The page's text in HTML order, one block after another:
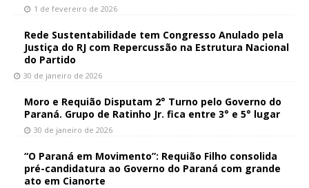
1 de fevereiro de 2026
Rede Sustentabilidade tem Congresso Anulado pela
Justiça do RJ com Repercussão na Estrutura Nacional
do Partido
30 de janeiro de 2026
Moro e Requião Disputam 2° Turno pelo Governo do
Paraná. Grupo de Ratinho Jr. fica entre 3° e 5° lugar
30 de janeiro de 2026
“O Paraná em Movimento”: Requião Filho consolida
pré-candidatura ao Governo do Paraná com grande
ato em Cianorte